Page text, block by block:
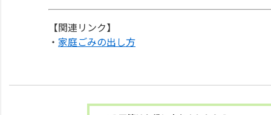
【関連リンク】
・ 家庭ごみの出し方